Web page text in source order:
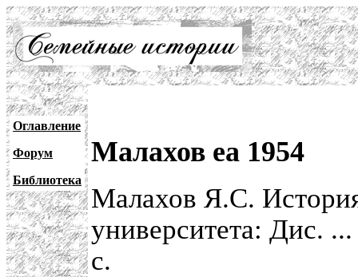
Оглавление
Форум
Библиотека
Малахов ea 1954
Малахов Я.С.
университета: Дис.
с.